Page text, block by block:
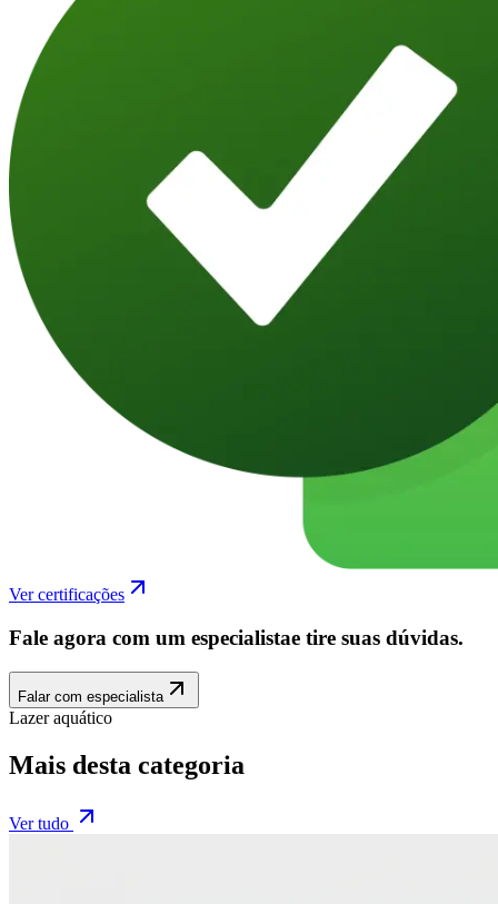
Ver certificações
Fale agora com um especialistae tire suas dúvidas.
Falar com especialista
Lazer aquático
Mais desta categoria
Ver tudo